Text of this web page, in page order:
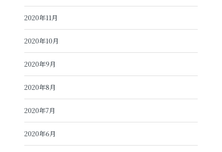
2020年11月
2020年10月
2020年9月
2020年8月
2020年7月
2020年6月